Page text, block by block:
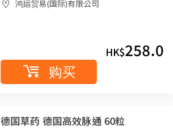
鸿运贸易(国际)有限公司
HK$258.0
购买
德国草药 德国高效脉通 60粒